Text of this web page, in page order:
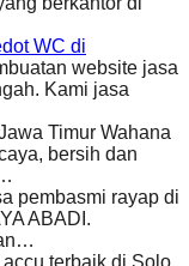
WC di
website jasa
Kami jasa
Timur Wahana
bersih dan
pembasmi rayap di
ABADI.
accu terbaik di Solo